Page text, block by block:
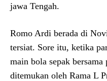
jawa Tengah.
Romo Ardi berada di
tersiat. Sore itu, ketika
main bola sepak
ditemukan oleh Rama L